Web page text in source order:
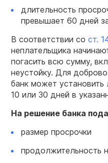
длительность
превышает 60 дней
В соответствии со ст.
неплательщика
погасить всю сумму,
неустойку. Для
банк может
10 или 30 дней в
На решение банка
размер просрочки
продолжительность